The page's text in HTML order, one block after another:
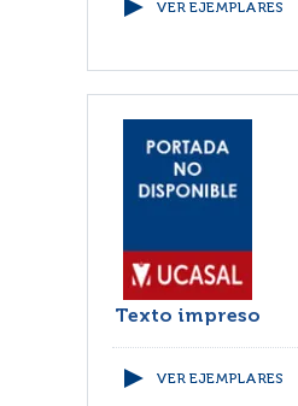
VER EJEMPLARES
Texto impreso
VER EJEMPLARES